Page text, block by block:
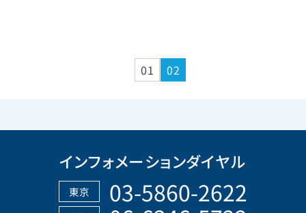
01 02
インフォメーションダイヤル
東京 03-5860-2622